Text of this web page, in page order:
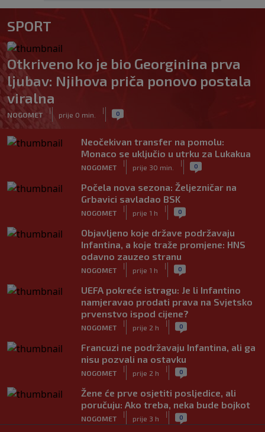
SPORT
Otkriveno ko je bio Georginina prva
ljubav: Njihova priča ponovo postala
viralna
NOGOMET
|
prije 0 min.
| 0
Neočekivan transfer na pomolu:
Monaco se uključio u utrku za Lukakua
NOGOMET
|
prije 30 min.
| 0
Počela nova sezona: Željezničar na
Grbavici savladao BSK
NOGOMET
|
prije 1 h
| 0
Objavljeno koje države podržavaju
Infantina, a koje traže promjene: HNS
odavno zauzeo stranu
NOGOMET
|
prije 1 h
| 0
UEFA pokreće istragu: Je li Infantino
namjeravao prodati prava na Svjetsko
prvenstvo ispod cijene?
NOGOMET
|
prije 2 h
| 0
Francuzi ne podržavaju Infantina, ali ga
nisu pozvali na ostavku
NOGOMET
|
prije 2 h
| 0
Žene će prve osjetiti posljedice, ali
poručuju: Ako treba, neka bude bojkot
NOGOMET
|
prije 3 h
| 0